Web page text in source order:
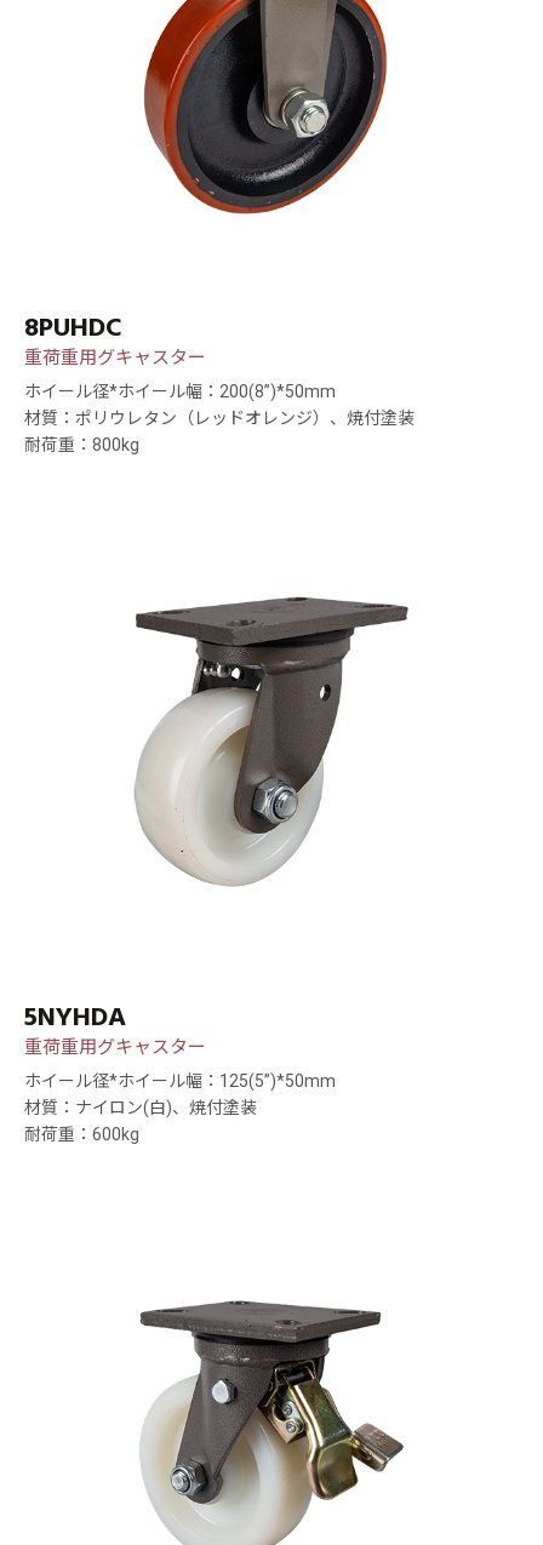
8PUHDC
重荷重用グキャスター
ホイール径*ホイール幅：200(8”)*50mm
材質：ポリウレタン（レッドオレンジ）、焼付塗装
耐荷重：800kg
5NYHDA
重荷重用グキャスター
ホイール径*ホイール幅：125(5”)*50mm
材質：ナイロン(白)、焼付塗装
耐荷重：600kg